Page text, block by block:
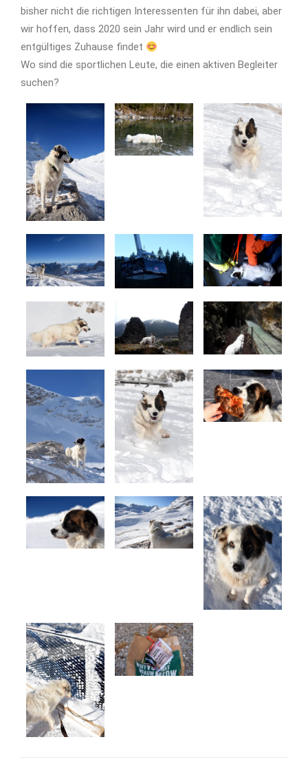
bisher nicht die richtigen Interessenten für ihn dabei, aber
wir hoffen, dass 2020 sein Jahr wird und er endlich sein
entgültiges Zuhause findet
Wo sind die sportlichen Leute, die einen aktiven Begleiter
suchen?